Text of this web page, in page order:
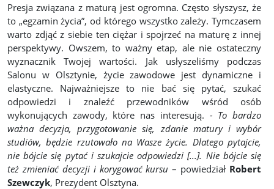
Presja związana z maturą jest ogromna. Często słyszysz, że
to „egzamin życia”, od którego wszystko zależy. Tymczasem
warto zdjąć z siebie ten ciężar i spojrzeć na maturę z innej
perspektywy. Owszem, to ważny etap, ale nie ostateczny
wyznacznik Twojej wartości. Jak usłyszeliśmy podczas
Salonu w Olsztynie, życie zawodowe jest dynamiczne i
elastyczne. Najważniejsze to nie bać się pytać, szukać
odpowiedzi i znaleźć przewodników wśród osób
wykonujących zawody, które nas interesują. - To bardzo
ważna decyzja, przygotowanie się, zdanie matury i wybór
studiów, będzie rzutowało na Wasze życie. Dlatego pytajcie,
nie bójcie się pytać i szukajcie odpowiedzi [...]. Nie bójcie się
też zmieniać decyzji i korygować kursu – powiedział Robert
Szewczyk, Prezydent Olsztyna.